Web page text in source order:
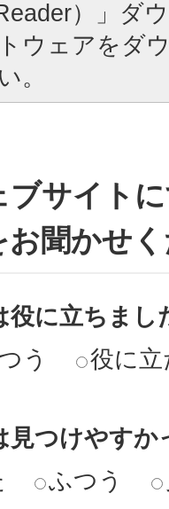
）」ダ
ウェアをダ
。
ブサイト
お聞かせ
役に立ちまし
う 役に
見つけやすか
ふつう